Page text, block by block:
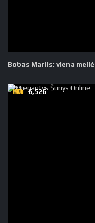
Bobas Marlis: viena meilė
6,526